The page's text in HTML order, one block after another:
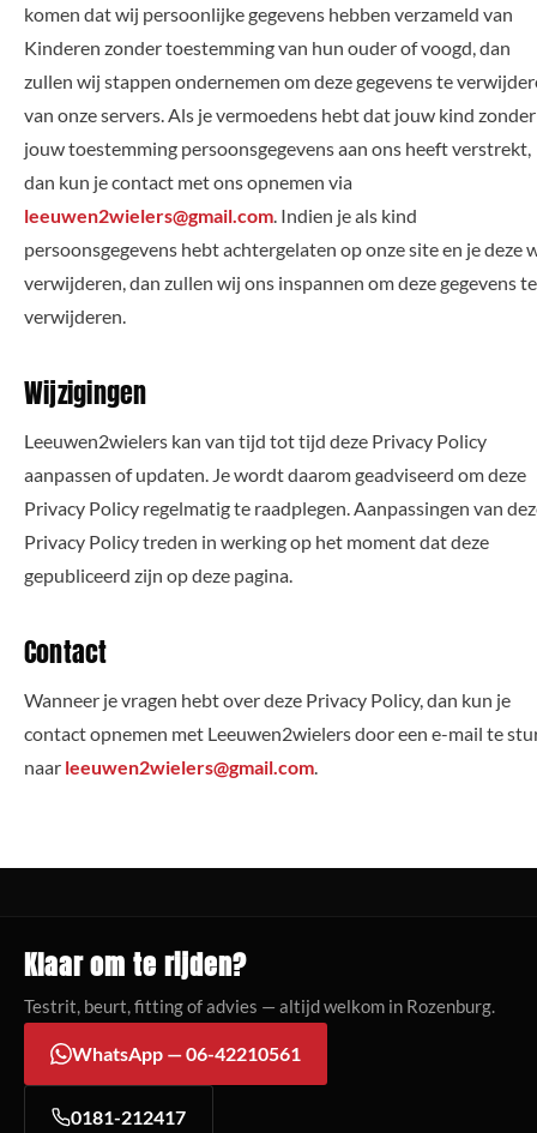
komen dat wij persoonlijke gegevens hebben verzameld van
Kinderen zonder toestemming van hun ouder of voogd, dan
zullen wij stappen ondernemen om deze gegevens te
van onze servers. Als je vermoedens hebt dat jouw kind zonder
jouw toestemming persoonsgegevens aan ons heeft verstrekt,
dan kun je contact met ons opnemen via
leeuwen2wielers@gmail.com. Indien je als kind
persoonsgegevens hebt achtergelaten op onze site en je deze
verwijderen, dan zullen wij ons inspannen om deze gegevens te
verwijderen.
Wijzigingen
Leeuwen2wielers kan van tijd tot tijd deze Privacy Policy
aanpassen of updaten. Je wordt daarom geadviseerd om deze
Privacy Policy regelmatig te raadplegen. Aanpassingen van
Privacy Policy treden in werking op het moment dat deze
gepubliceerd zijn op deze pagina.
Contact
Wanneer je vragen hebt over deze Privacy Policy, dan kun je
contact opnemen met Leeuwen2wielers door een e-mail te
naar leeuwen2wielers@gmail.com.
Klaar om te rijden?
Testrit, beurt, fitting of advies — altijd welkom in Rozenburg.
WhatsApp — 06-42210561
0181-212417